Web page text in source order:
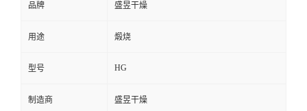
品牌 盛昱干燥
用途 煅烧
型号 HG
制造商 盛昱干燥